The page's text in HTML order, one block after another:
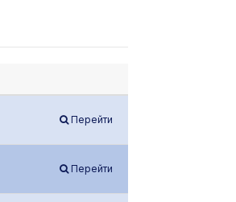
Перейти
Перейти